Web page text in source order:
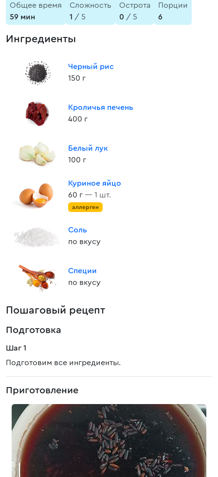
Общее время
59 мин
Сложность
1 / 5
Острота
0 / 5
Порции
6
Ингредиенты
Черный рис
150 г
Кроличья печень
400 г
Белый лук
100 г
Куриное яйцо
60 г — 1 шт.
аллерген
Соль
по вкусу
Специи
по вкусу
Пошаговый рецепт
Подготовка
Шаг 1
Подготовим все ингредиенты.
Приготовление